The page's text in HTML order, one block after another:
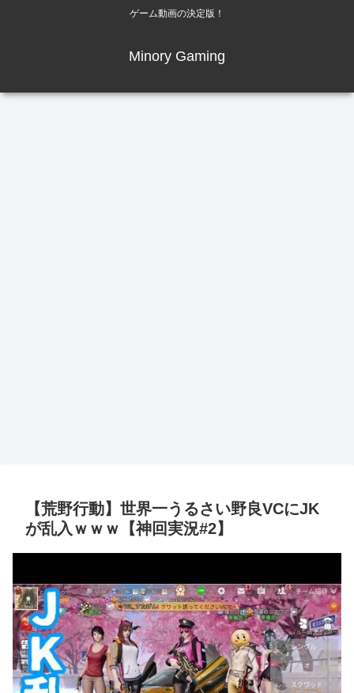
ゲーム動画の決定版！
Minory Gaming
【荒野行動】世界一うるさい野良VCにJK
が乱入ｗｗｗ【神回実況#2】